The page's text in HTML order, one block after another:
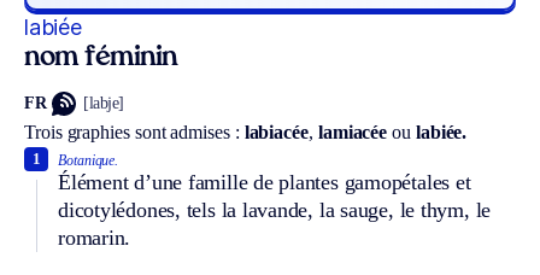
labiée
nom féminin
FR [labje]
Trois graphies sont admises : labiacée, lamiacée ou labiée.
Botanique.
Élément d’une famille de plantes gamopétales et
dicotylédones, tels la lavande, la sauge, le thym, le
romarin.
1